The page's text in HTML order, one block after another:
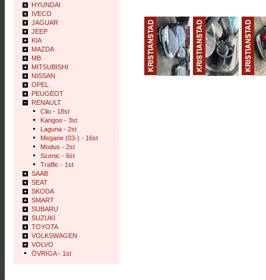
HYUNDAI
IVECO
JAGUAR
JEEP
KIA
MAZDA
MB
MITSUBISHI
NISSAN
OPEL
PEUGEOT
RENAULT
Clio - 18st
Kangoo - 3st
Laguna - 2st
Megane (03-) - 16st
Modus - 2st
Scenic - 6st
Traffic - 1st
SAAB
SEAT
SKODA
SMART
SUBARU
SUZUKI
TOYOTA
VOLKSWAGEN
VOLVO
ÖVRIGA - 1st